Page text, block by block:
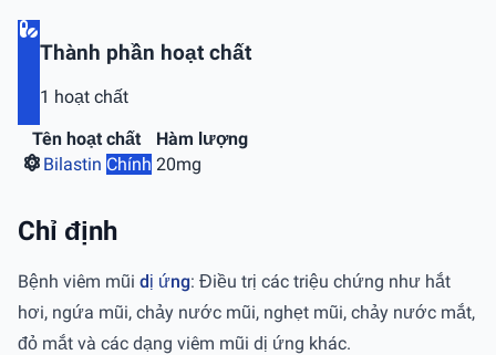
Thành phần hoạt chất
1 hoạt chất
Tên hoạt chất
Hàm lượng
Bilastin Chính 20mg
Chỉ định
Bệnh viêm mũi dị ứng: Điều trị các triệu chứng như hắt
hơi, ngứa mũi, chảy nước mũi, nghẹt mũi, chảy nước mắt,
đỏ mắt và các dạng viêm mũi dị ứng khác.